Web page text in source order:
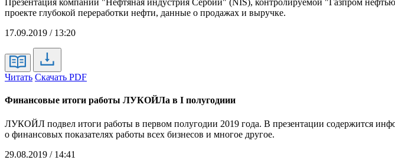
Презентация компании "Нефтяная индустрия Сербии" (NIS), контролируемой "Газпром
проекте глубокой переработки нефти, данные о продажах и выручке.
17.09.2019 / 13:20
Читать Скачать PDF
Финансовые итоги работы ЛУКОЙЛа в I полугодиии
ЛУКОЙЛ подвел итоги работы в первом полугодии 2019 года. В презентации содержится
о финансовых показателях работы всех бизнесов и многое другое.
29.08.2019 / 14:41